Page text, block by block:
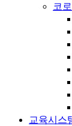
코
교육시스